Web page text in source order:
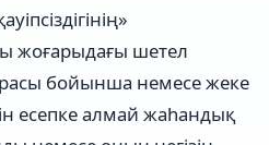
жоғарыдағы шетел
бойынша немесе жеке
есепке алмай жаһандық